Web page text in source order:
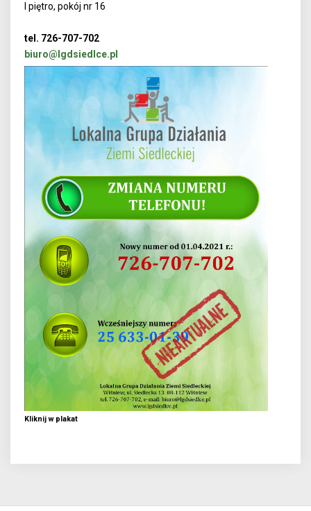
I piętro, pokój nr 16
tel. 726-707-702
biuro@lgdsiedlce.pl
Kliknij w plakat